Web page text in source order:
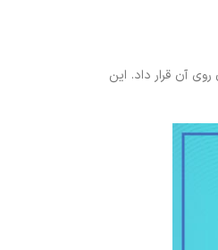
به وسیله پیچ و مهره به هم متصل می شوند و انواع غلطک در اندازه ی “6 اینچ را می توان روی آن قرار داد. این